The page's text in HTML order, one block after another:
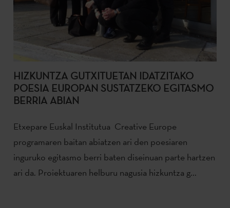
HIZKUNTZA GUTXITUETAN IDATZITAKO
POESIA EUROPAN SUSTATZEKO EGITASMO
BERRIA ABIAN
Etxepare Euskal Institutua Creative Europe
programaren baitan abiatzen ari den poesiaren
inguruko egitasmo berri baten diseinuan parte hartzen
ari da. Proiektuaren helburu nagusia hizkuntza g...